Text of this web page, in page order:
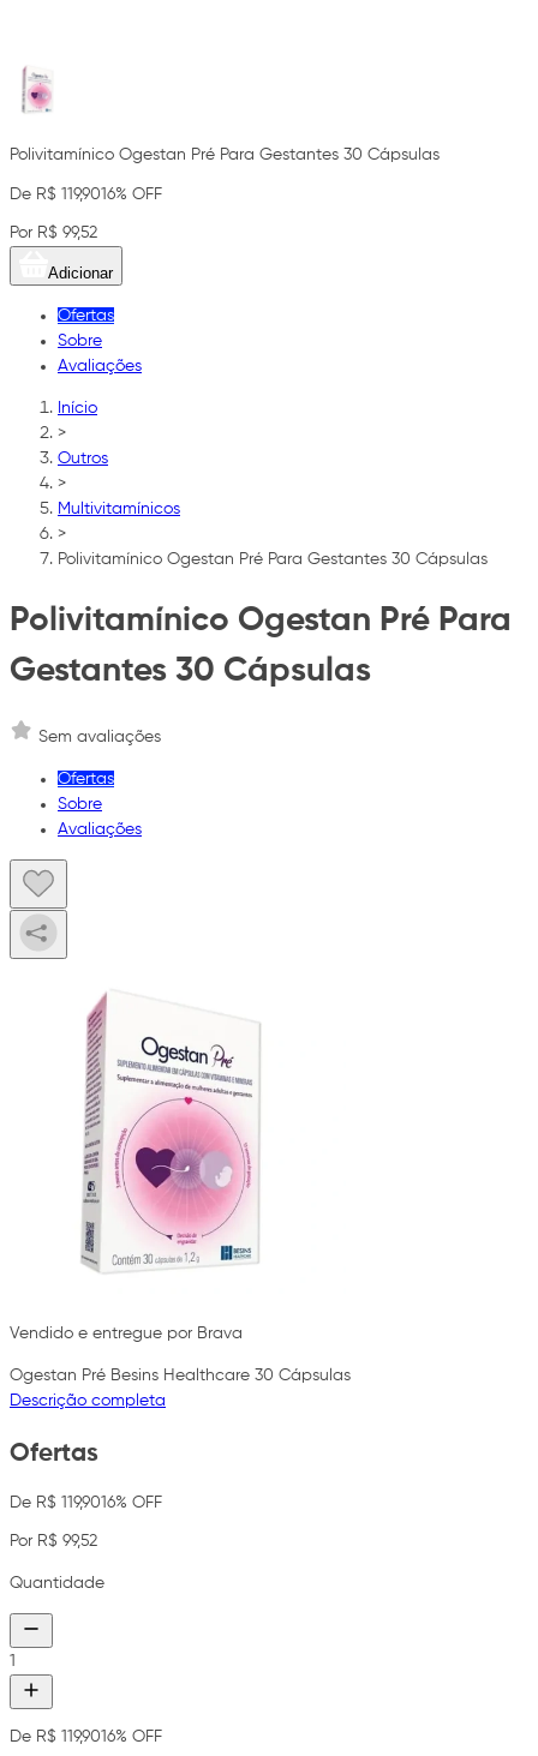
Polivitamínico Ogestan Pré Para Gestantes 30 Cápsulas
De R$ 119,9016% OFF
Por R$ 99,52
Adicionar
Ofertas
Sobre
Avaliações
Início
>
Outros
>
Multivitamínicos
>
Polivitamínico Ogestan Pré Para Gestantes 30 Cápsulas
Polivitamínico Ogestan Pré Para
Gestantes 30 Cápsulas
Sem avaliações
Ofertas
Sobre
Avaliações
Vendido e entregue por Brava
Ogestan Pré Besins Healthcare 30 Cápsulas
Descrição completa
Ofertas
De R$ 119,9016% OFF
Por R$ 99,52
Quantidade
1
De R$ 119,9016% OFF